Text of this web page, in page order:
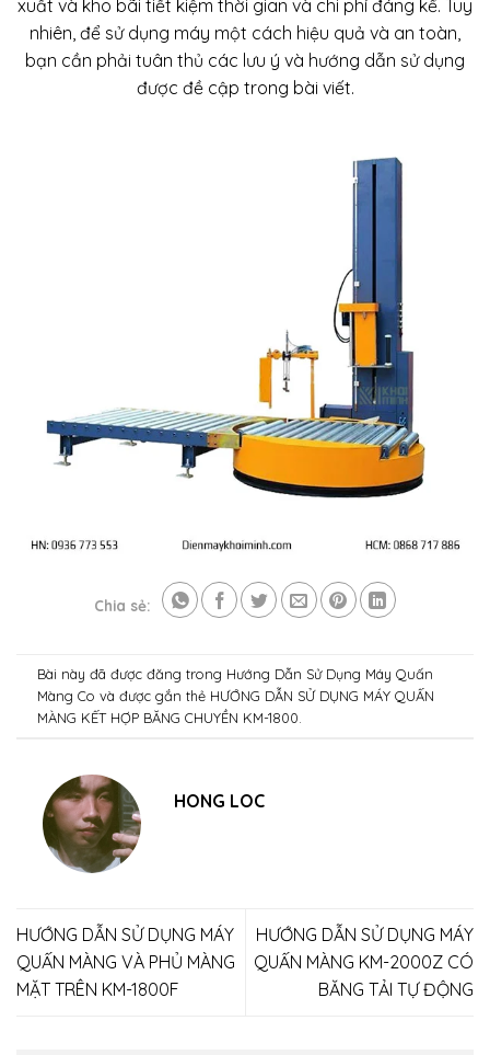
xuất và kho bãi tiết kiệm thời gian và chi phí đáng kể. Tuy
nhiên, để sử dụng máy một cách hiệu quả và an toàn,
bạn cần phải tuân thủ các lưu ý và hướng dẫn sử dụng
được đề cập trong bài viết.
Chia sẻ:
Bài này đã được đăng trong Hướng Dẫn Sử Dụng Máy Quấn
Màng Co và được gắn thẻ HƯỚNG DẪN SỬ DỤNG MÁY QUẤN
MÀNG KẾT HỢP BĂNG CHUYỀN KM-1800
HONG LOC
HƯỚNG DẪN SỬ DỤNG MÁY
QUẤN MÀNG VÀ PHỦ MÀNG
MẶT TRÊN KM-1800F
HƯỚNG DẪN SỬ DỤNG MÁY
QUẤN MÀNG KM-2000Z CÓ
BĂNG TẢI TỰ ĐỘNG